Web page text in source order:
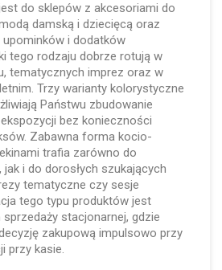
do sklepów z akcesoriami do
damską i dziecięcą oraz
i dodatków
tego rodzaju dobrze rotują w
tematycznych imprez oraz w
Trzy warianty kolorystyczne
Państwu zbudowanie
bez konieczności
Zabawna forma kocio-
trafia zarówno do
jak i do dorosłych szukających
tematyczne czy sesje
tego typu produktów jest
sprzedaży stacjonarnej, gdzie
zakupową impulsowo przy
przy kasie.